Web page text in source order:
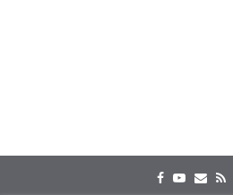
Facebook
Youtube